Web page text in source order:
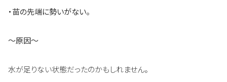
・苗の先端に勢いがない。
〜原因〜
水が足りない状態だったのかもしれません。